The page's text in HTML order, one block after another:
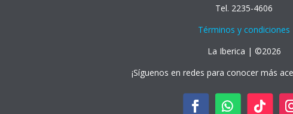
Tel. 2235-4606
Términos y condiciones
La Iberica | ©2026
¡Síguenos en redes para conocer más